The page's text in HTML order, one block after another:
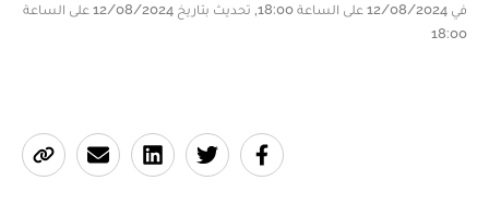
في 12/08/2024 على الساعة 18:00, تحديث بتاريخ 12/08/2024 على الساعة
18:00